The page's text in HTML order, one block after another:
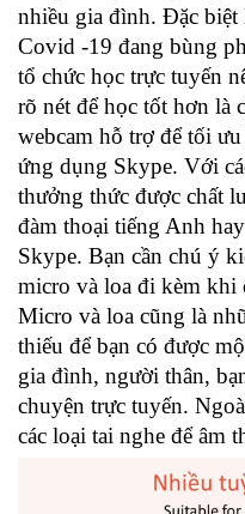
nhiều gia đình. Đặc
Covid -19 đang bùng
tổ chức học trực tuyến
rõ nét để học tốt hơn là
webcam hỗ trợ để tối
ứng dụng Skype. Với
thưởng thức được chất
đàm thoại tiếng Anh
Skype. Bạn cần chú ý
micro và loa đi kèm khi
Micro và loa cũng là
thiếu để bạn có được
gia đình, người thân,
chuyện trực tuyến.
các loại tai nghe để âm